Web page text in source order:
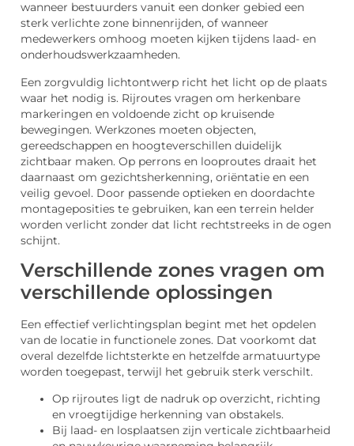
wanneer bestuurders vanuit een donker gebied een
sterk verlichte zone binnenrijden, of wanneer
medewerkers omhoog moeten kijken tijdens laad- en
onderhoudswerkzaamheden.
Een zorgvuldig lichtontwerp richt het licht op de plaats
waar het nodig is. Rijroutes vragen om herkenbare
markeringen en voldoende zicht op kruisende
bewegingen. Werkzones moeten objecten,
gereedschappen en hoogteverschillen duidelijk
zichtbaar maken. Op perrons en looproutes draait het
daarnaast om gezichtsherkenning, oriëntatie en een
veilig gevoel. Door passende optieken en doordachte
montageposities te gebruiken, kan een terrein helder
worden verlicht zonder dat licht rechtstreeks in de ogen
schijnt.
Verschillende zones vragen om
verschillende oplossingen
Een effectief verlichtingsplan begint met het opdelen
van de locatie in functionele zones. Dat voorkomt dat
overal dezelfde lichtsterkte en hetzelfde armatuurtype
worden toegepast, terwijl het gebruik sterk verschilt.
Op rijroutes ligt de nadruk op overzicht, richting
en vroegtijdige herkenning van obstakels.
Bij laad- en losplaatsen zijn verticale zichtbaarheid